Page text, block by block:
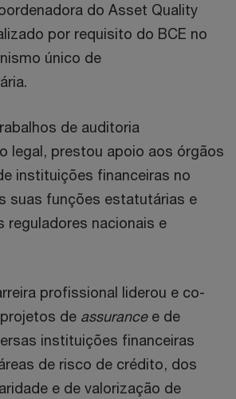
do Asset Quality
por requisito do BCE no
único de
de auditoria
legal, prestou apoio aos órgãos
instituições financeiras no
suas funções estatutárias e
reguladores nacionais e
profissional liderou e co-
de assurancee de
instituições financeiras
de risco de crédito, dos
e de valorização de